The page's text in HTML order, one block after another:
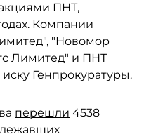
ПНТ,
Компании
"Новомор
Лимитед" и ПНТ
Генпрокуратуры.
перешли 4538